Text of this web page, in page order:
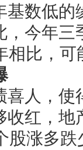
数低
今年
相比，
人，使
收红，
股涨多